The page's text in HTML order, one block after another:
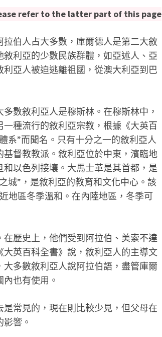
refer to the latter part of this page
伯人占大多數，庫爾德人是第二大敘
利亞的少數民族群體，如亞述人、亞
亞人被迫逃離祖國，從澳大利亞到巴
數敘利亞人是穆斯林。在穆斯林中，
種流行的敘利亞宗教，根據《大英百
系”而聞名。只有十分之一的敘利亞人
督教教派。敘利亞位於中東，濱臨地
以色列接壤。大馬士革是其首都，是
城”，是敘利亞的教育和文化中心。該
地區冬季溫和。在內陸地區，冬季可
歷史上，他們受到阿拉伯、美索不達
英百科全書》說，敘利亞人的主導文
多數敘利亞人說阿拉伯語，盡管庫爾
也有使用。
常見的，現在則比較少見，但父母在
響。